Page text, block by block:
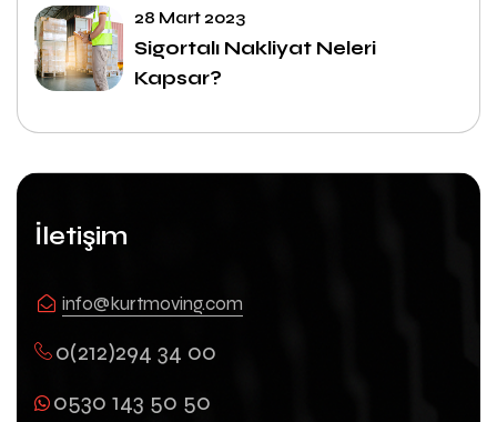
28 Mart 2023
Sigortalı Nakliyat Neleri
Kapsar?
İletişim
info@kurtmoving.com
0(212)294 34 00
0530 143 50 50